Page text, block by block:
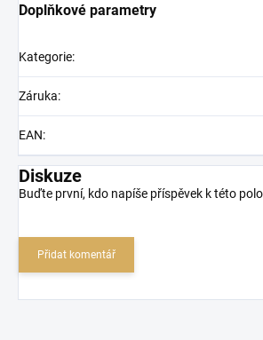
Doplňkové parametry
Kategorie:
Záruka:
EAN:
Diskuze
Buďte první, kdo napíše příspěvek k této
Přidat komentář